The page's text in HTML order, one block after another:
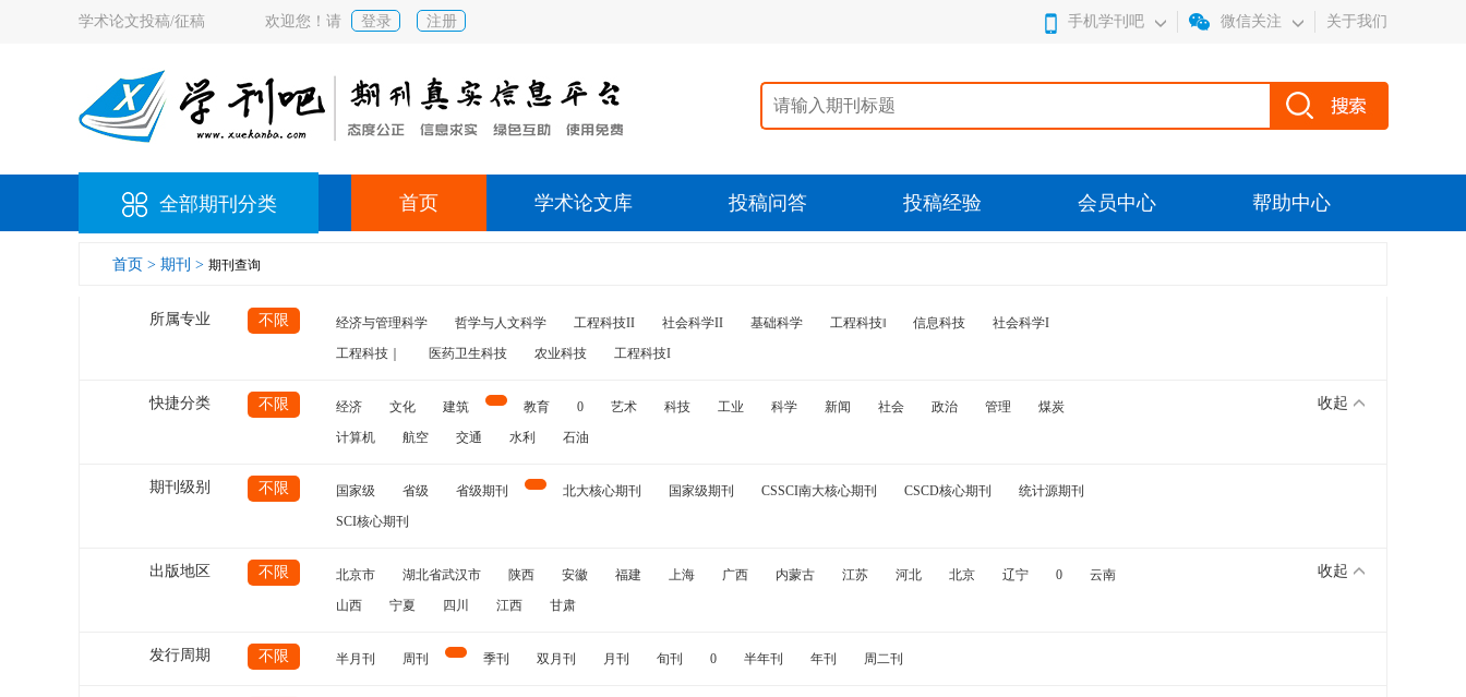
学术论文投稿/征稿 欢迎您！请 登录 注册 手机学刊吧 微信关注 关于我们
全部期刊分类 首页 学术论文库 投稿问答 投稿经验 会员中心 帮助中心
首页 > 期刊 > 期刊查询
所属专业 不限 经济与管理科学 哲学与人文科学 工程科技II 社会科学II 基础科学 工程科技‖ 信息科技
社会科学I
工程科技｜
医药卫生科技 农业科技 工程科技I
快捷分类 不限 经济 文化 建筑 教育 0 艺术 科技 工业 科学 新闻 社会 政治 管理
煤炭
计算机
航空 交通 水利 石油
收起
期刊级别 不限 国家级 省级 省级期刊 北大核心期刊 国家级期刊 CSSCI南大核心期刊 CSCD核心期刊
统计源期刊
SCI核心期刊
出版地区 不限 北京市 湖北省武汉市 陕西 安徽 福建 上海 广西 内蒙古 江苏 河北 北京 辽宁 0
云南
山西
宁夏 四川 江西 甘肃
收起
发行周期 不限 半月刊 周刊 季刊 双月刊 月刊 旬刊 0 半年刊 年刊 周二刊